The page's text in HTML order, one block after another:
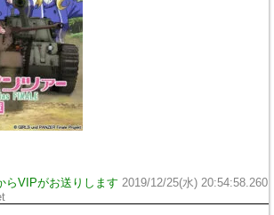
らVIPがお送りします 2019/12/25(水) 20:54:58.260